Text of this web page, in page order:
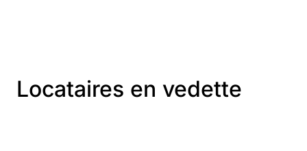
Locataires en vedette